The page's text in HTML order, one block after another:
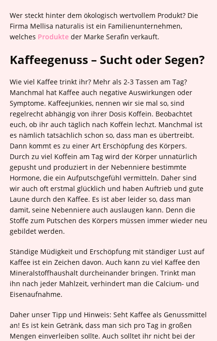
Wer steckt hinter dem ökologisch wertvollem Produkt? Die
Firma Mellisa naturalis ist ein Familienunternehmen,
welches Produkte der Marke Serafin verkauft.
Kaffeegenuss – Sucht oder Segen?
Wie viel Kaffee trinkt ihr? Mehr als 2-3 Tassen am Tag?
Manchmal hat Kaffee auch negative Auswirkungen oder
Symptome. Kaffeejunkies, nennen wir sie mal so, sind
regelrecht abhängig von ihrer Dosis Koffein. Beobachtet
euch, ob ihr auch täglich nach Koffein lechzt. Manchmal ist
es nämlich tatsächlich schon so, dass man es übertreibt.
Dann kommt es zu einer Art Erschöpfung des Körpers.
Durch zu viel Koffein am Tag wird der Körper unnatürlich
gepusht und produziert in der Nebenniere bestimmte
Hormone, die ein Aufputschgefühl vermitteln. Daher sind
wir auch oft erstmal glücklich und haben Auftrieb und gute
Laune durch den Kaffee. Es ist aber leider so, dass man
damit, seine Nebenniere auch auslaugen kann. Denn die
Stoffe zum Putschen des Körpers müssen immer wieder neu
gebildet werden.
Ständige Müdigkeit und Erschöpfung mit ständiger Lust auf
Kaffee ist ein Zeichen davon. Auch kann zu viel Kaffee den
Mineralstoffhaushalt durcheinander bringen. Trinkt man
ihn nach jeder Mahlzeit, verhindert man die Calcium- und
Eisenaufnahme.
Daher unser Tipp und Hinweis: Seht Kaffee als Genussmittel
an! Es ist kein Getränk, dass man sich pro Tag in großen
Mengen einverleiben sollte. Auch solltet ihr nicht bei der